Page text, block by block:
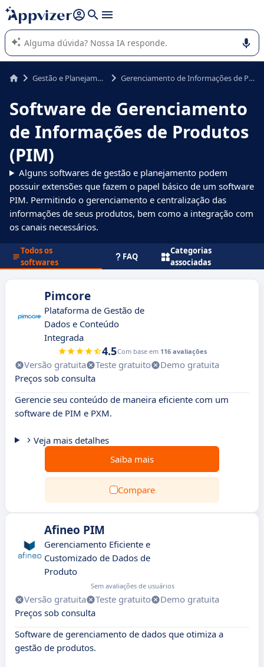
de nossa IA (várias linhas com
A IA do Appvizer o orienta no uso ou na seleção de software
SaaS para sua empresa.
Gestão e Planejamento Gerenciamento de Informações de Produtos (PIM)
Software de Gerenciamento
de Informações de Produtos
(PIM)
Alguns softwares de gestão e planejamento podem
possuir extensões que fazem o papel básico de um software
PIM. Permitindo o gerenciamento e centralização das
informações de seus produtos, bem como a integração com
os canais necessários.
Todos os
softwares
FAQ
Categorias
associadas
Pimcore
Plataforma de Gestão de
Dados e Conteúdo
Integrada
4.5Com base em 116 avaliações
Versão gratuita Teste gratuito
Demo gratuita
Preços sob consulta
Gerencie seu conteúdo de maneira eficiente com um
software de PIM e PXM.
Veja mais detalhes
Saiba mais
Compare
Afineo PIM
Gerenciamento Eficiente e
Customizado de Dados de
Produto
Sem avaliações de usuários
Versão gratuita Teste gratuito
Demo gratuita
Preços sob consulta
Software de gerenciamento de dados que otimiza a
gestão de produtos.